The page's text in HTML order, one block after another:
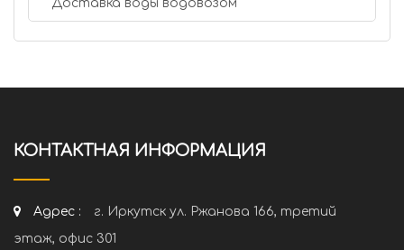
Доставка воды водовозом
КОНТАКТНАЯ ИНФОРМАЦИЯ
Адрес :
г. Иркутск ул. Ржанова 166, третий
этаж, офис 301